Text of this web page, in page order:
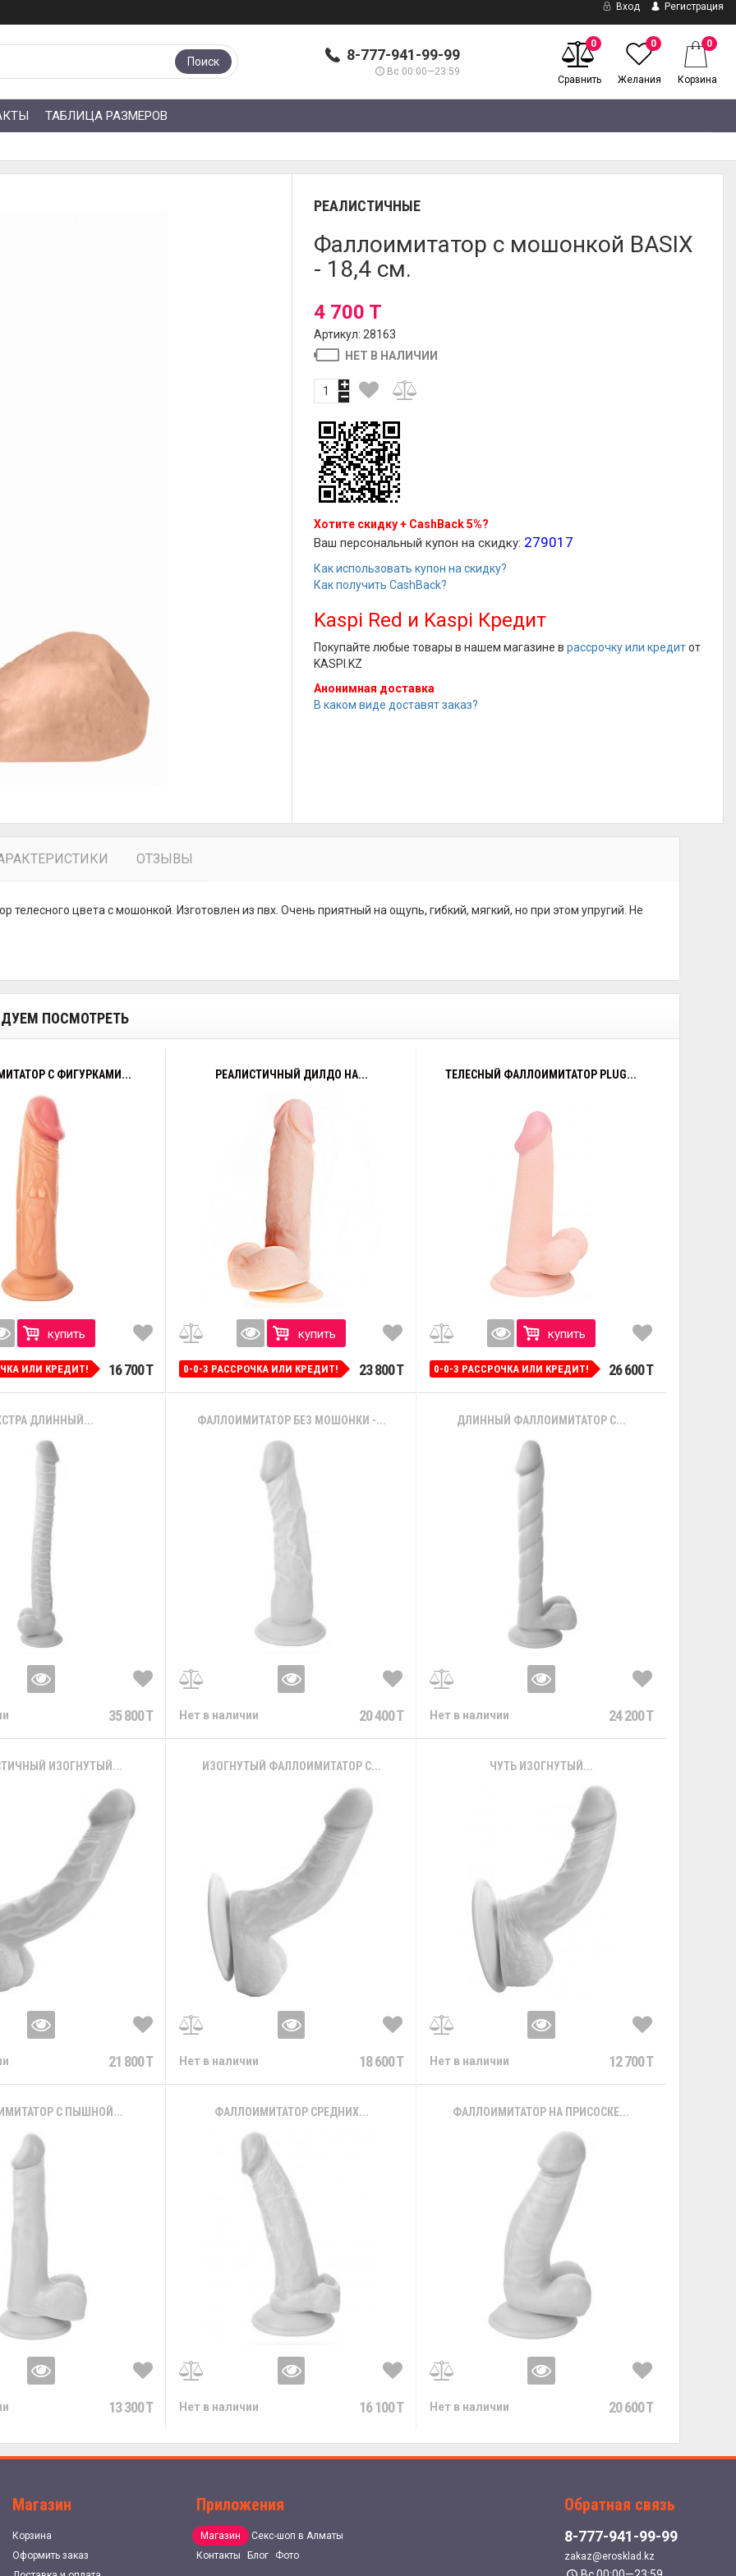
Вход Регистрация
8-777-941-99-99
Вс 00:00—23:59
Поиск
0
Сравнить
0
Желания
0
Корзина
ТАБЛИЦА РАЗМЕРОВ
РЕАЛИСТИЧНЫЕ
Фаллоимитатор с мошонкой BASIX
- 18,4 см.
4 700 T
Артикул: 28163
НЕТ В НАЛИЧИИ
Хотите скидку + CashBack 5%?
Ваш персональный купон на скидку: 279017
Как использовать купон на скидку?
Как получить CashBack?
Kaspi Red и Kaspi Кредит
Покупайте любые товары в нашем магазине врассрочку или кредитот
KASPI.KZ
Анонимная доставка
В каком виде доставят заказ?
ОТЗЫВЫ
телесного цвета с мошонкой. Изготовлен из пвх. Очень приятный на ощупь, гибкий, мягкий, но при этом упругий. Не
ПОСМОТРЕТЬ
С ФИГУРКАМИ...
купить
ИЛИ КРЕДИТ! 16 700 T
РЕАЛИСТИЧНЫЙ ДИЛДО НА...
купить
0-0-3 РАССРОЧКА ИЛИ КРЕДИТ! 23 800 T
ТЕЛЕСНЫЙ ФАЛЛОИМИТАТОР PLUG...
купить
0-0-3 РАССРОЧКА ИЛИ КРЕДИТ! 26 600 T
ДЛИННЫЙ...
35 800 T
ФАЛЛОИМИТАТОР БЕЗ МОШОНКИ -...
Нет в наличии 20 400 T
ДЛИННЫЙ ФАЛЛОИМИТАТОР С...
Нет в наличии 24 200 T
ИЗОГНУТЫЙ...
21 800 T
ИЗОГНУТЫЙ ФАЛЛОИМИТАТОР С...
Нет в наличии 18 600 T
ЧУТЬ ИЗОГНУТЫЙ...
Нет в наличии 12 700 T
С ПЫШНОЙ...
13 300 T
ФАЛЛОИМИТАТОР СРЕДНИХ...
Нет в наличии 16 100 T
ФАЛЛОИМИТАТОР НА ПРИСОСКЕ...
Нет в наличии 20 600 T
Магазин
Корзина
Оформить заказ
Приложения
Магазин
Секс-шоп в Алматы
Контакты
Блог Фото
Обратная связь
8-777-941-99-99
zakaz@erosklad.kz